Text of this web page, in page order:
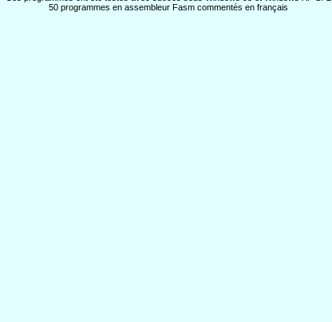
50 programmes en assembleur Fasm commentés en français